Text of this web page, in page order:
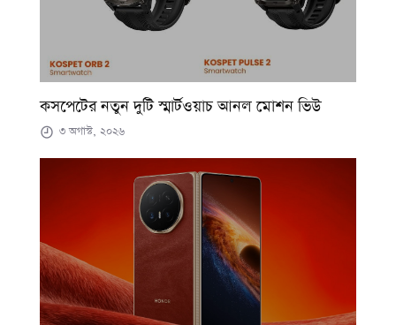
কসপেটের নতুন দুটি স্মার্টওয়াচ আনল মোশন ভিউ
৩ অগাস্ট, ২০২৬